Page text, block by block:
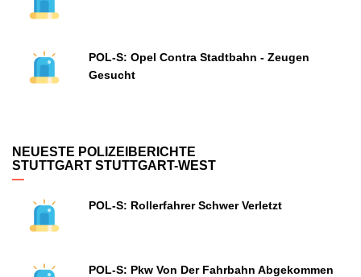
POL-S: Opel Contra Stadtbahn - Zeugen
Gesucht
NEUESTE POLIZEIBERICHTE
STUTTGART STUTTGART-WEST
POL-S: Rollerfahrer Schwer Verletzt
POL-S: Pkw Von Der Fahrbahn Abgekommen